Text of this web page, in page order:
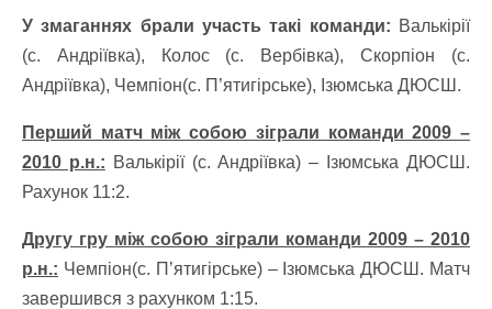
У змаганнях брали участь такі команди: Валькірії
(с. Андріївка), Колос (с. Вербівка), Скорпіон (с.
Андріївка), Чемпіон(с. П’ятигірське), Ізюмська ДЮСШ.
Перший матч між собою зіграли команди 2009 –
2010 р.н.: Валькірії (с. Андріївка) – Ізюмська ДЮСШ.
Рахунок 11:2.
Другу гру між собою зіграли команди 2009 – 2010
р.н.: Чемпіон(с. П’ятигірське) – Ізюмська ДЮСШ. Матч
завершився з рахунком 1:15.